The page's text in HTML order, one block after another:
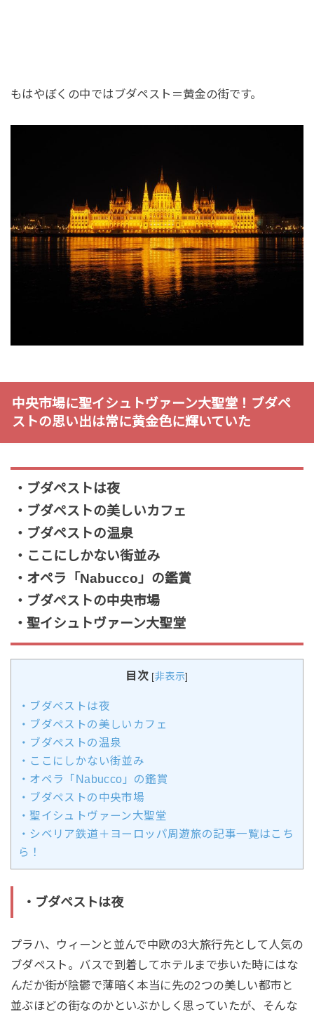
もはやぼくの中ではブダペスト＝黄金の街です。
中央市場に聖イシュトヴァーン大聖堂！ブダペ
ストの思い出は常に黄金色に輝いていた
・ブダペストは夜
・ブダペストの美しいカフェ
・ブダペストの温泉
・ここにしかない街並み
・オペラ「Nabucco」の鑑賞
・ブダペストの中央市場
・聖イシュトヴァーン大聖堂
目次 [非表示]
・ブダペストは夜
・ブダペストの美しいカフェ
・ブダペストの温泉
・ここにしかない街並み
・オペラ「Nabucco」の鑑賞
・ブダペストの中央市場
・聖イシュトヴァーン大聖堂
・シベリア鉄道＋ヨーロッパ周遊旅の記事一覧はこち
ら！
・ブダペストは夜
プラハ、ウィーンと並んで中欧の3大旅行先として人気の
ブダペスト。バスで到着してホテルまで歩いた時にはな
んだか街が陰鬱で薄暗く本当に先の2つの美しい都市と
並ぶほどの街なのかといぶかしく思っていたが、そんな